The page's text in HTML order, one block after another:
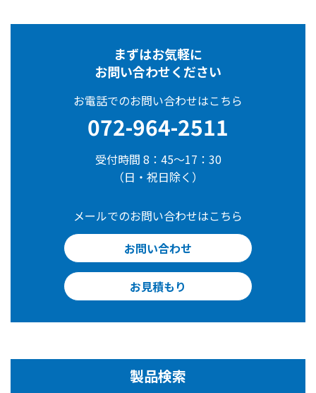
まずはお気軽に
お問い合わせください
お電話でのお問い合わせはこちら
072-964-2511
受付時間 8：45～17：30
（日・祝日除く）
メールでのお問い合わせはこちら
お問い合わせ
お見積もり
製品検索